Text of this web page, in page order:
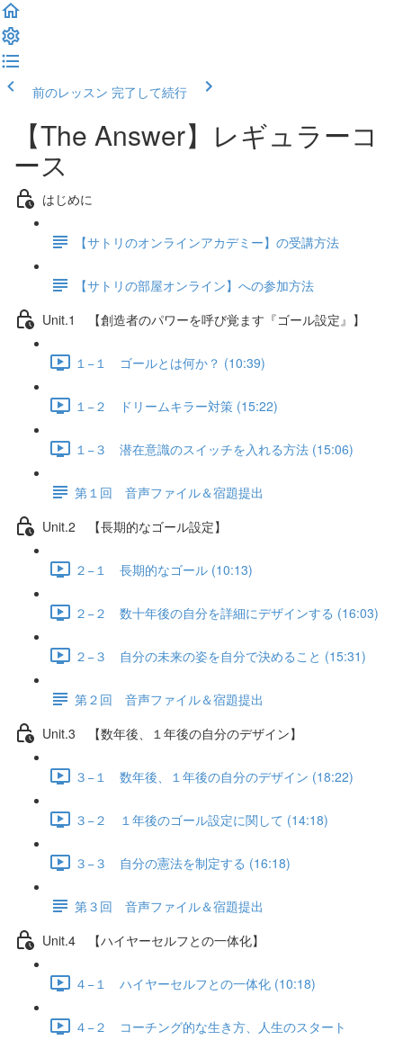
前のレッスン 完了して続行
【The Answer】レギュラーコ
ース
はじめに
【サトリのオンラインアカデミー】の受講方法
【サトリの部屋オンライン】への参加方法
Unit.1 【創造者のパワーを呼び覚ます『ゴール設定』】
１−１ ゴールとは何か？ (10:39)
１−２ ドリームキラー対策 (15:22)
１−３ 潜在意識のスイッチを入れる方法 (15:06)
第１回 音声ファイル＆宿題提出
Unit.2 【長期的なゴール設定】
２−１ 長期的なゴール (10:13)
２−２ 数十年後の自分を詳細にデザインする (16:03)
２−３ 自分の未来の姿を自分で決めること (15:31)
第２回 音声ファイル＆宿題提出
Unit.3 【数年後、１年後の自分のデザイン】
３−１ 数年後、１年後の自分のデザイン (18:22)
３−２ １年後のゴール設定に関して (14:18)
３−３ 自分の憲法を制定する (16:18)
第３回 音声ファイル＆宿題提出
Unit.4 【ハイヤーセルフとの一体化】
４−１ ハイヤーセルフとの一体化 (10:18)
４−２ コーチング的な生き方、人生のスタート